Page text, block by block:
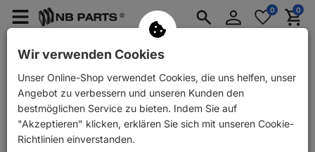
Menü
PKW Anhänger Ersatzteile
AnmeldenMerkzettel
aufklappen
0 0
PKW Anhänger Ersatzteile Zubehör Zurrgurte Zurrbänder
Zurrgurte Zurrbänder
Wir verwenden Cookies
Unser Online-Shop verwendet Cookies, die uns helfen, unser
Angebot zu verbessern und unseren Kunden den
bestmöglichen Service zu bieten. Indem Sie auf
"Akzeptieren" klicken, erklären Sie sich mit unseren Cookie-
Richtlinien einverstanden.